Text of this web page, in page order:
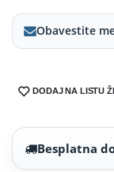
Obavestite
DODAJ NA LISTU
Besplatna